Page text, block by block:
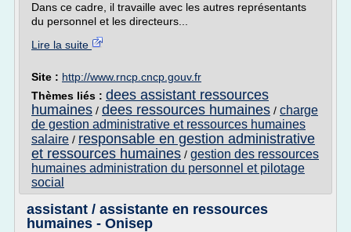
Dans ce cadre, il travaille avec les autres représentants
du personnel et les directeurs...
Lire la suite
Site : http://www.rncp.cncp.gouv.fr
Thèmes liés : dees assistant ressources
humaines / dees ressources humaines / charge
de gestion administrative et ressources humaines
salaire / responsable en gestion administrative
et ressources humaines / gestion des ressources
humaines administration du personnel et pilotage
social
assistant / assistante en ressources
humaines - Onisep